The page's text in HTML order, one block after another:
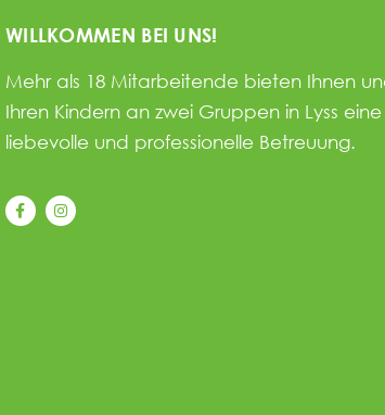
WILLKOMMEN BEI UNS!
Mehr als 18 Mitarbeitende bieten Ihnen
Ihren Kindern an zwei Gruppen in Lyss eine
liebevolle und professionelle Betreuung.